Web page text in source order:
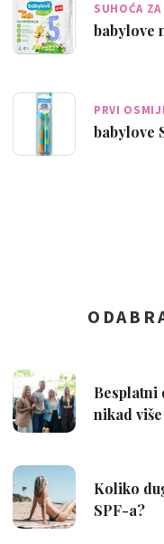
SUHOĆA
babylove
PRVI
babylove